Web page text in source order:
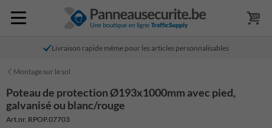
Livraison rapide même pour les articles personnalisables
Montage sur le sol
Poteau de protection Ø193x1000mm avec pied,
galvanisé ou blanc/rouge
Art.nr. RPOP.07703